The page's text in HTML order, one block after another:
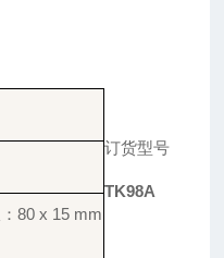
：80 x 15 mm
订货型号
TK98A